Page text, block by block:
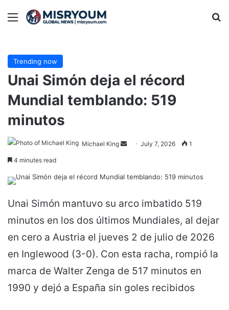
Menu
Trending now
Unai Simón deja el récord
Mundial temblando: 519
minutos
Michael King
Send July 7, 2026 1
4 minutes read
Unai Simón mantuvo su arco imbatido 519
minutos en los dos últimos Mundiales, al dejar
en cero a Austria el jueves 2 de julio de 2026
en Inglewood (3-0). Con esta racha, rompió la
marca de Walter Zenga de 517 minutos en
1990 y dejó a España sin goles recibidos